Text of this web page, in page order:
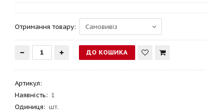
Отримання товару:
Артикул:
Наявність: 1
Одиниця: шт.